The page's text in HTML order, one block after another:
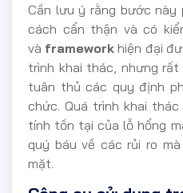
Cần lưu ý rằng bước
cách cẩn thận và có
và framework hiện đại
trình khai thác, nhưng
tuân thủ các quy định
chức. Quá trình khai
tính tồn tại của lỗ hổng
quý báu về các rủi ro
mặt.